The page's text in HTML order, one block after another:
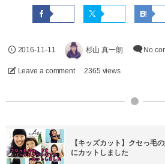
2016-11-11 杉山 真一朗 No
Leave a comment 2365 views
【キッズカット】クセっ毛
にカットしました